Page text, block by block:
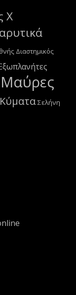
Χ
Διαστημικός
Μαύρες
Σελήνη